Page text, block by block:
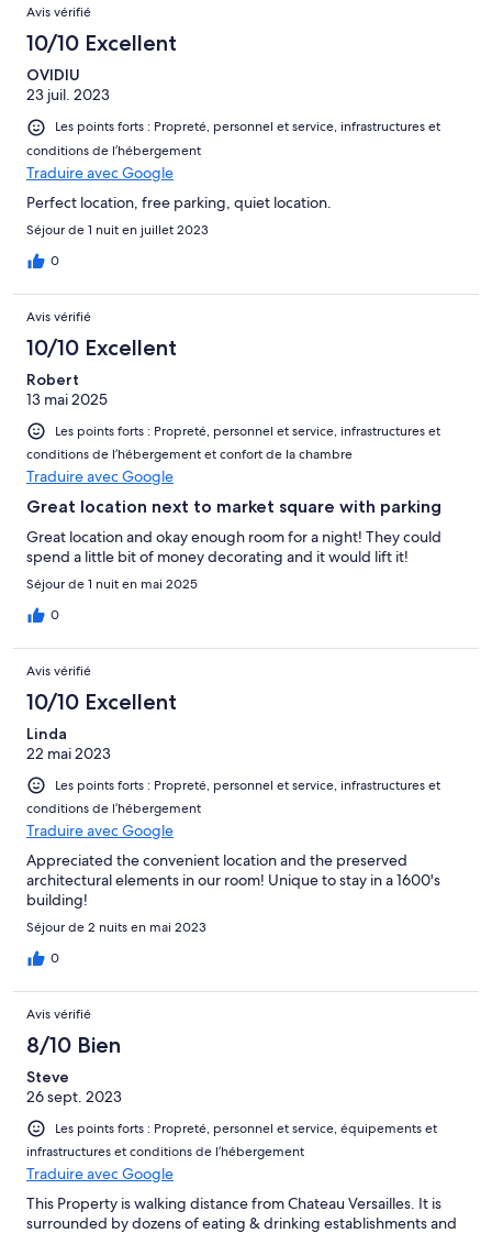
Avis vérifié
10/10 Excellent
OVIDIU
23 juil. 2023
Les points forts : Propreté, personnel et service, infrastructures et
conditions de l’hébergement
Traduire avec Google
Perfect location, free parking, quiet location.
Séjour de 1 nuit en juillet 2023
0
Avis vérifié
10/10 Excellent
Robert
13 mai 2025
Les points forts : Propreté, personnel et service, infrastructures et
conditions de l’hébergement et confort de la chambre
Traduire avec Google
Great location next to market square with parking
Great location and okay enough room for a night! They could
spend a little bit of money decorating and it would lift it!
Séjour de 1 nuit en mai 2025
0
Avis vérifié
10/10 Excellent
Linda
22 mai 2023
Les points forts : Propreté, personnel et service, infrastructures et
conditions de l’hébergement
Traduire avec Google
Appreciated the convenient location and the preserved
architectural elements in our room! Unique to stay in a 1600's
building!
Séjour de 2 nuits en mai 2023
0
Avis vérifié
8/10 Bien
Steve
26 sept. 2023
Les points forts : Propreté, personnel et service, équipements et
infrastructures et conditions de l’hébergement
Traduire avec Google
This Property is walking distance from Chateau Versailles. It is
surrounded by dozens of eating & drinking establishments and